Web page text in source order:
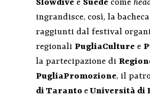
Slowdivee Suedecome
ingrandisce, così, la
raggiunti dal festival
regionali PugliaCulturee
la partecipazione di
PugliaPromozione, il
di Taranto eUniversità di